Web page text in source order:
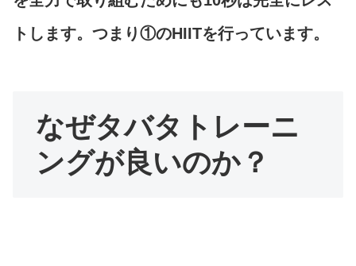
トします。つまり①のHIITを行っています。
なぜタバタトレーニ
ングが良いのか？